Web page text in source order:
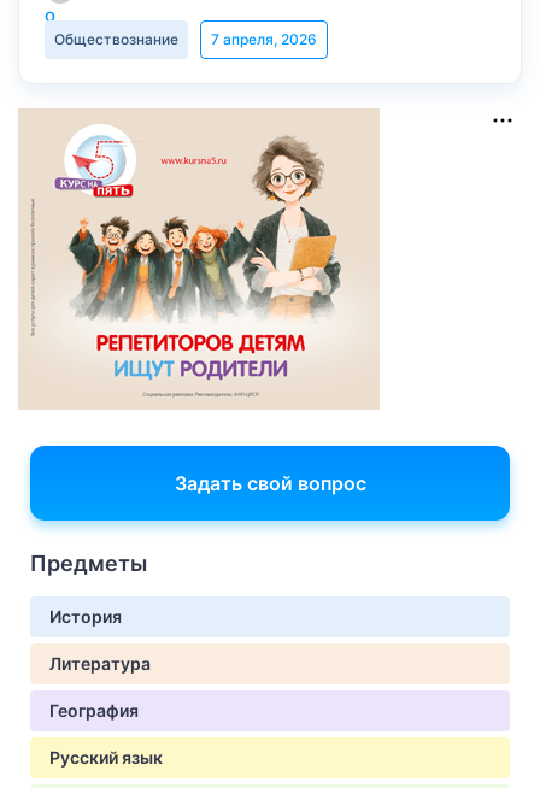
Обществознание 7 апреля, 2026
Задать свой вопрос
Предметы
История
Литература
География
Русский язык